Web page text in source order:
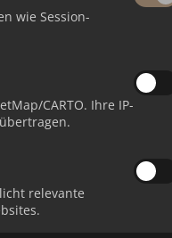
wie Session-
CARTO. Ihre IP-
relevante